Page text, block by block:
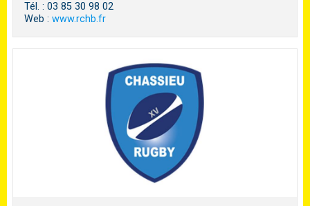
Tél. : 03 85 30 98 02
Web : www.rchb.fr